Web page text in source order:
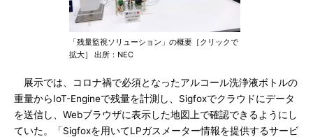
「残量監視ソリューション」の概要［クリックで
拡大］ 出所：NEC
展示では、コロナ禍で必須となったアルコール洗浄液ボトルの
重量からIoT-Engineで残量を計測し、Sigfoxでクラウドにデータ
を送信し、Webブラウザに表示した地図上で確認できるようにし
ていた。「Sigfoxを用いてLPガスメーター情報を提供するサービ